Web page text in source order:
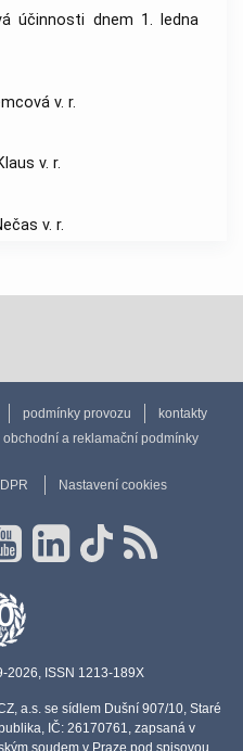
účinnosti dnem 1. ledna
v. r.
v. r.
v. r.
podmínky provozu
kontakty
obchodní a reklamační podmínky
Nastavení cookies
2026, ISSN 1213-189X
a.s. se sídlem Dušní 907/10, Staré
IČ: 26170761, zapsaná v
soudem v Praze pod spisovou